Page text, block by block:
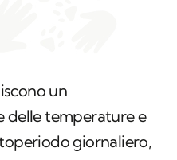
un
delle temperature e
giornaliero,